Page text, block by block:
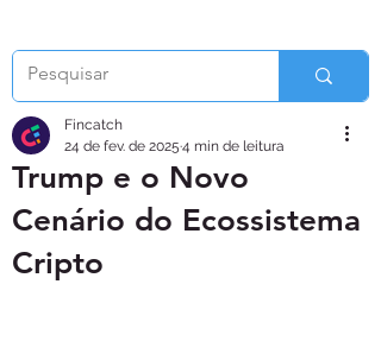
Trump e o Novo
Cenário do Ecossistema
Cripto
Fincatch
24 de fev. de 2025 4 min de leitura